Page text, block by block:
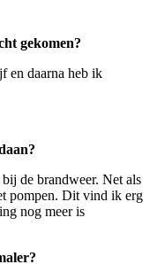
gekomen?
en daarna heb ik
de brandweer. Net als
pompen. Dit vind ik erg
nog meer is